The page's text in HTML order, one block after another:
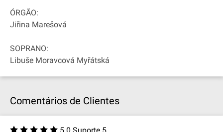
ÓRGÃO:
Jiřina Marešová
SOPRANO:
Libuše Moravcová Myřátská
Comentários de Clientes